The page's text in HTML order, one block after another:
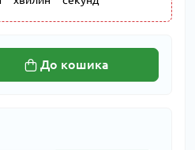
До кошика